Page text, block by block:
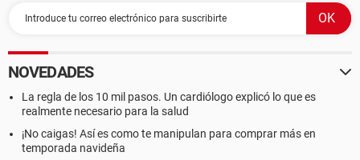
NOVEDADES
La regla de los 10 mil pasos. Un cardiólogo explicó lo que es
realmente necesario para la salud
¡No caigas! Así es como te manipulan para comprar más en
temporada navideña